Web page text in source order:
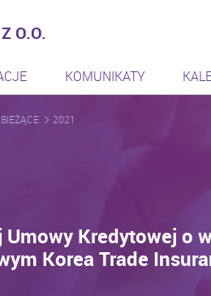
rozwijająca się sieć
O.O.
KOMUNIKATY
2021
Kredytowej o
Korea Trade